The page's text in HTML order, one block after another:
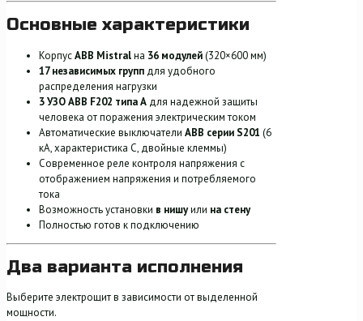
Основные характеристики
КорпусABB Mistralна 36 модулей(320×600 мм)
17 независимых групп для удобного
распределения нагрузки
3 УЗО ABB F202 типа А для надежной защиты
человека от поражения электрическим током
Автоматические выключатели ABB серии S201 (6
кА, характеристика C, двойные клеммы)
Современное реле контроля напряжения с
отображением напряжения и потребляемого
тока
Возможность установки в нишуили на стену
Полностью готов к подключению
Два варианта исполнения
Выберите электрощит в зависимости от выделенной
мощности.